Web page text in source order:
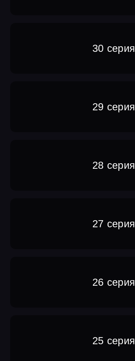
30 серия
29 серия
28 серия
27 серия
26 серия
25 серия